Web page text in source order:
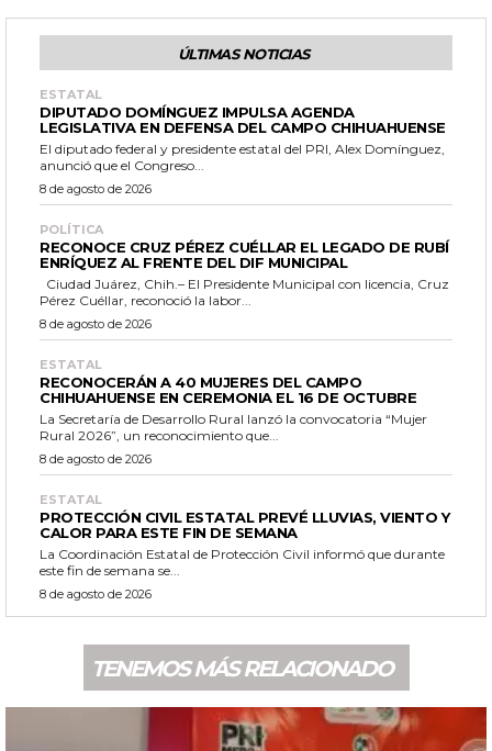
ÚLTIMAS NOTICIAS
ESTATAL
DIPUTADO DOMÍNGUEZ IMPULSA AGENDA
LEGISLATIVA EN DEFENSA DEL CAMPO CHIHUAHUENSE
El diputado federal y presidente estatal del PRI, Alex Domínguez,
anunció que el Congreso...
8 de agosto de 2026
POLÍTICA
RECONOCE CRUZ PÉREZ CUÉLLAR EL LEGADO DE RUBÍ
ENRÍQUEZ AL FRENTE DEL DIF MUNICIPAL
Pérez Cuéllar, reconoció la labor...
8 de agosto de 2026
ESTATAL
RECONOCERÁN A 40 MUJERES DEL CAMPO
CHIHUAHUENSE EN CEREMONIA EL 16 DE OCTUBRE
La Secretaría de Desarrollo Rural lanzó la convocatoria “Mujer
Rural 2026”, un reconocimiento que...
8 de agosto de 2026
ESTATAL
PROTECCIÓN CIVIL ESTATAL PREVÉ LLUVIAS, VIENTO Y
CALOR PARA ESTE FIN DE SEMANA
La Coordinación Estatal de Protección Civil informó que durante
este fin de semana se...
8 de agosto de 2026
TENEMOS MÁS RELACIONADO